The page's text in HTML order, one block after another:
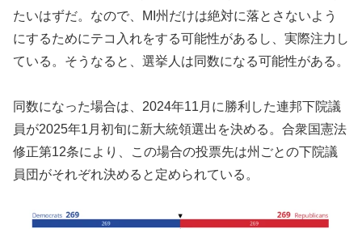
たいはずだ。なので、MI州だけは絶対に落とさないよう
にするためにテコ入れをする可能性があるし、実際注力し
ている。そうなると、選挙人は同数になる可能性がある。
同数になった場合は、2024年11月に勝利した連邦下院議
員が2025年1月初旬に新大統領選出を決める。合衆国憲法
修正第12条により、この場合の投票先は州ごとの下院議
員団がそれぞれ決めると定められている。